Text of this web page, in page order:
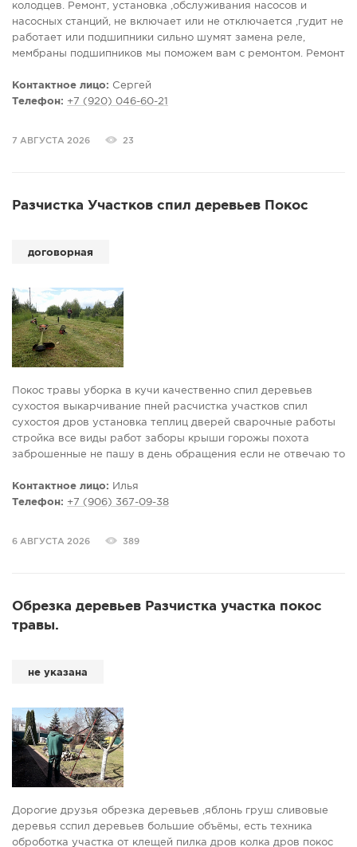
колодцев. Ремонт, установка ,обслуживания насосов и
насосных станций, не включает или не отключается ,гудит не
работает или подшипники сильно шумят замена реле,
мембраны подшипников мы поможем вам с ремонтом. Ремонт
на дом. Быстро качественно не
Контактное лицо: Сергей
Телефон: +7 (920) 046-60-21
7 АВГУСТА 2026 23
Разчистка Участков спил деревьев Покос
договорная
Покос травы уборка в кучи качественно спил деревьев
сухостоя выкарчивание пней расчистка участков спил
сухостоя дров установка теплиц дверей сварочные работы
стройка все виды работ заборы крыши горожы похота
заброшенные не пашу в день обращения если не отвечаю то
Контактное лицо: Илья
Телефон: +7 (906) 367-09-38
6 АВГУСТА 2026 389
Обрезка деревьев Разчистка участка покос
травы.
не указана
Дорогие друзья обрезка деревьев ,яблонь груш сливовые
деревья сспил деревьев большие объёмы, есть техника
оброботка участка от клещей пилка дров колка дров покос